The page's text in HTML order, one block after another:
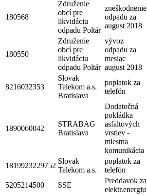
180568
Združenie
obcí pre
likvidáciu
odpadu Poltár
zneškodnenie
odpadu za
august 2018
180550
Združenie
obcí pre
likvidáciu
odpadu Poltár
vývoz
odpadu za
mesiac
august 2018
8216032353
Slovak
Telekom a.s.
Bratislava
poplatok za
telefón
1890060042
STRABAG
Bratislava
Dodatočná
pokládka
asfaltových
vrstiev -
miestna
komunikácia
1819923229752
Slovak
Telekom a.s.
poplatok za
telefón
5205214500 SSE
Preddavok za
elektr.energiu